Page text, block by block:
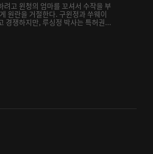
려고 윈청의 엄마를 꼬셔서 수작을 부
원란을 거절한다. 구윈정과 쑤웨이
경쟁하지만, 루싱정 박사는 특허권...